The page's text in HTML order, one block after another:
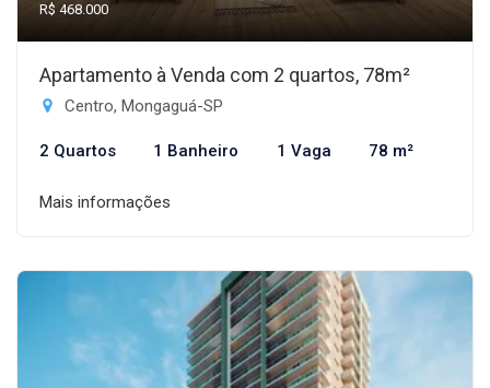
R$ 468.000
Apartamento à Venda com 2 quartos, 78m²
Centro, Mongaguá-SP
2 Quartos 1 Banheiro 1 Vaga 78 m²
Mais informações